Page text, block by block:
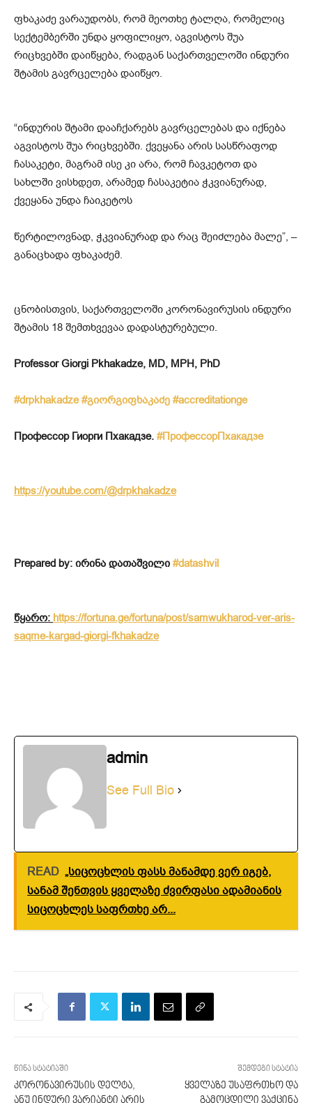
ფხაკაძე ვარაუდობს, რომ მეოთხე ტალღა, რომელიც
სექტემბერში უნდა ყოფილიყო, აგვისტოს შუა
რიცხვებში დაიწყება, რადგან საქართველოში ინდური
შტამის გავრცელება დაიწყო.
“ინდურის შტამი დააჩქარებს გავრცელებას და იქნება
აგვისტოს შუა რიცხვებში. ქვეყანა არის სასწრაფოდ
ჩასაკეტი, მაგრამ ისე კი არა, რომ ჩავკეტოთ და
სახლში ვისხდეთ, არამედ ჩასაკეტია ჭკვიანურად,
ქვეყანა უნდა ჩაიკეტოს
წერტილოვნად, ჭკვიანურად და რაც შეიძლება მალე”, –
განაცხადა ფხაკაძემ.
ცნობისთვის, საქართველოში კორონავირუსის ინდური
შტამის 18 შემთხვევაა დადასტურებული.
Professor Giorgi Pkhakadze, MD, MPH, PhD
#drpkhakadze #გიორგიფხაკაძე #accreditationge
Профессор Гиорги Пхакадзе. #ПрофессорПхакадзе
https://youtube.com/@drpkhakadze
Prepared by: ირინა დათაშვილი #datashvil
წყარო: https://fortuna.ge/fortuna/post/samwukharod-ver-aris-
saqme-kargad-giorgi-fkhakadze
admin
See Full Bio
READ „სიცოცხლის ფასს მანამდე ვერ იგებ,
სანამ შენთვის ყველაზე ძვირფასი ადამიანის
სიცოცხლეს საფრთხე არ...
წინა სტატიაში
კორონავირუსის დელტა,
ანუ ინდური ვარიანტი არის
შემდეგი სტატია
ყველაზე უსაფრთხო და
გამოცდილი ვაქცინა